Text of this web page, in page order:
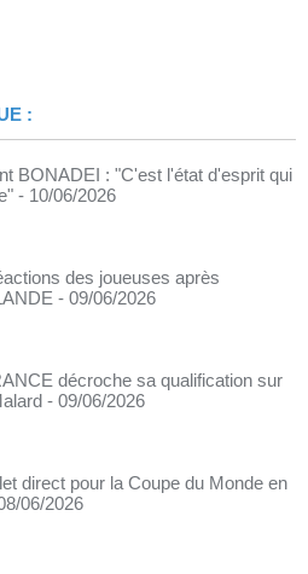
:
BONADEI : "C'est l'état d'esprit qui
- 10/06/2026
des joueuses après
- 09/06/2026
décroche sa qualification sur
- 09/06/2026
direct pour la Coupe du Monde en
06/2026